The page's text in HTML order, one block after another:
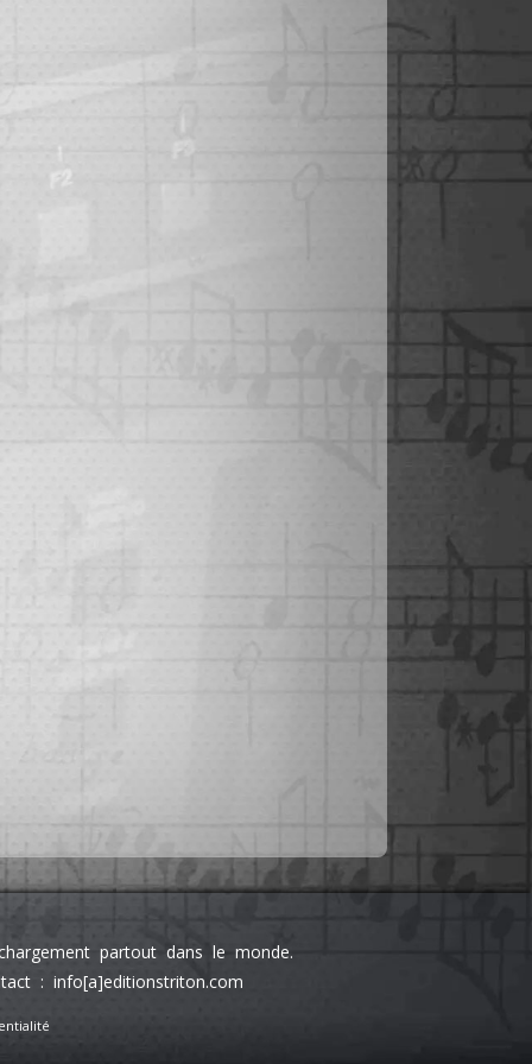
partout dans le monde.
: info[a]editionstriton.com